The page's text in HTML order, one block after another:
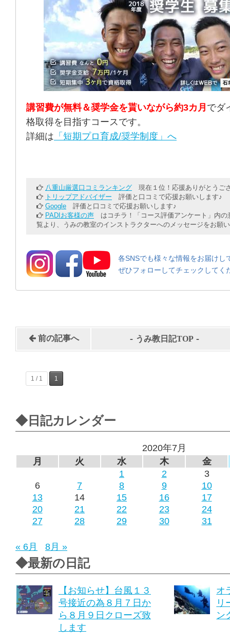
講習費が無料＆奨学金を貰いながら約3カ月 でダ
格取得を目指すコースです。
詳細は 「短期プロ育成/奨学制度」へ
八重山厳選口コミランキング 現在１位！応援ありがとうご
トリップアドバイザー 評価と口コミで応援お願いします♪
Google 評価と口コミで応援お願いします♪
PADIお客様の声 はコチラ！「コース評価アンケート」内の
覧より、うみの教室のインストラクターへのメッセージをお願
各SNSでも様々な情報をお届けし
ぜひフォローしてチェックしてく
前の記事へ - うみ教日記TOP -
1 / 1 1
◆日記カレンダー
2020年7月
月
火 水 木
金
1
2
3
6
7 8 9
10
13
14 15 16
17
20
21 22 23
24
27
28 29 30 31
« 6月 8月 »
◆最新の日記
【お知らせ】台風１３
号接近の為８月７日か
ら８月９日クローズ致
します
オ
リ
ン